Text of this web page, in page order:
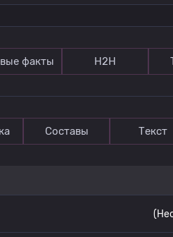
факты Н2Н
Составы Текст